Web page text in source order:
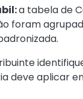
a tabela de
foram
deve aplicar